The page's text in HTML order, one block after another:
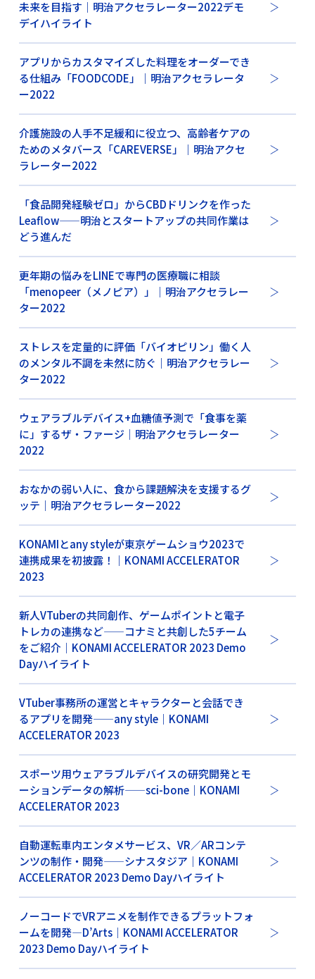
未来を目指す｜明治アクセラレーター2022デモ
デイハイライト
アプリからカスタマイズした料理をオーダーでき
る仕組み「FOODCODE」｜明治アクセラレータ
ー2022
介護施設の人手不足緩和に役立つ、高齢者ケアの
ためのメタバース「CAREVERSE」｜明治アクセ
ラレーター2022
「食品開発経験ゼロ」からCBDドリンクを作った
Leaflow——明治とスタートアップの共同作業は
どう進んだ
更年期の悩みをLINEで専門の医療職に相談
「menopeer（メノピア）」｜明治アクセラレー
ター2022
ストレスを定量的に評価「バイオピリン」働く人
のメンタル不調を未然に防ぐ｜明治アクセラレー
ター2022
ウェアラブルデバイス+血糖値予測で「食事を薬
に」するザ・ファージ｜明治アクセラレーター
2022
おなかの弱い人に、食から課題解決を支援するグ
ッテ｜明治アクセラレーター2022
KONAMIとany styleが東京ゲームショウ2023で
連携成果を初披露！｜KONAMI ACCELERATOR
2023
新人VTuberの共同創作、ゲームポイントと電子
トレカの連携など——コナミと共創した5チーム
をご紹介｜KONAMI ACCELERATOR 2023 Demo
Dayハイライト
VTuber事務所の運営とキャラクターと会話でき
るアプリを開発——any style｜KONAMI
ACCELERATOR 2023
スポーツ用ウェアラブルデバイスの研究開発とモ
ーションデータの解析——sci-bone｜KONAMI
ACCELERATOR 2023
自動運転車内エンタメサービス、VR／ARコンテ
ンツの制作・開発——シナスタジア｜KONAMI
ACCELERATOR 2023 Demo Dayハイライト
ノーコードでVRアニメを制作できるプラットフォ
ームを開発—D’Arts｜KONAMI ACCELERATOR
2023 Demo Dayハイライト